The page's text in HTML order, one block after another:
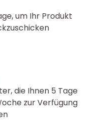
um Ihr Produkt
die Ihnen 5 Tage
zur Verfügung